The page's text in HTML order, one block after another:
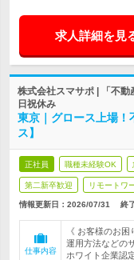
求人詳細を見
株式会社スマサポ | 「不
日祝休み
東京｜グロース上場！
ス】
正社員 職種未経験OK
第二新卒歓迎 リモートワ
情報更新日：2026/07/31 終
仕事内容
《 お客様のお
運用方法などの
ホワイト企業認